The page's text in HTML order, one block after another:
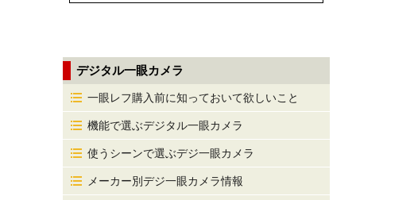
デジタル一眼カメラ
一眼レフ購入前に知っておいて欲しいこと
機能で選ぶデジタル一眼カメラ
使うシーンで選ぶデジ一眼カメラ
メーカー別デジ一眼カメラ情報